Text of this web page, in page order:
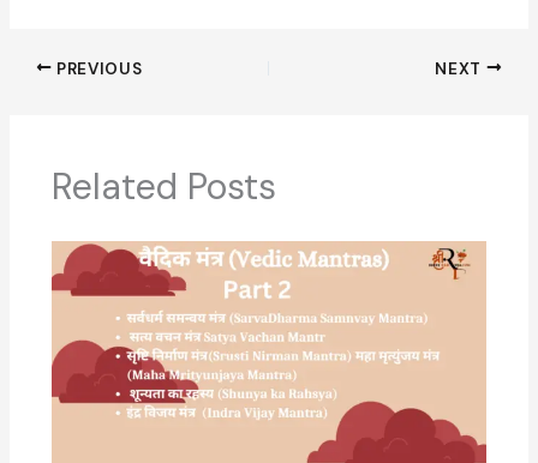
PREVIOUS NEXT
Related Posts